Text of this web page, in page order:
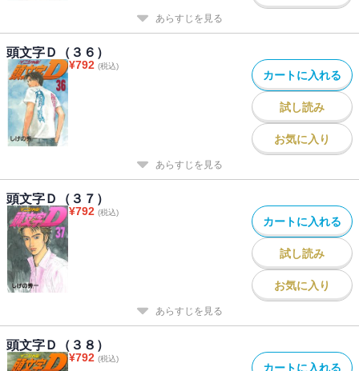
あらすじを見る
頭文字Ｄ（３６）
¥792 (税込)
カートに入れる
試し読み
お気に入り
あらすじを見る
頭文字Ｄ（３７）
¥792 (税込)
カートに入れる
試し読み
お気に入り
あらすじを見る
頭文字Ｄ（３８）
¥792 (税込)
カートに入れる